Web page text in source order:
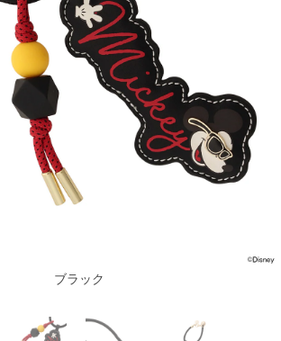
ブラック